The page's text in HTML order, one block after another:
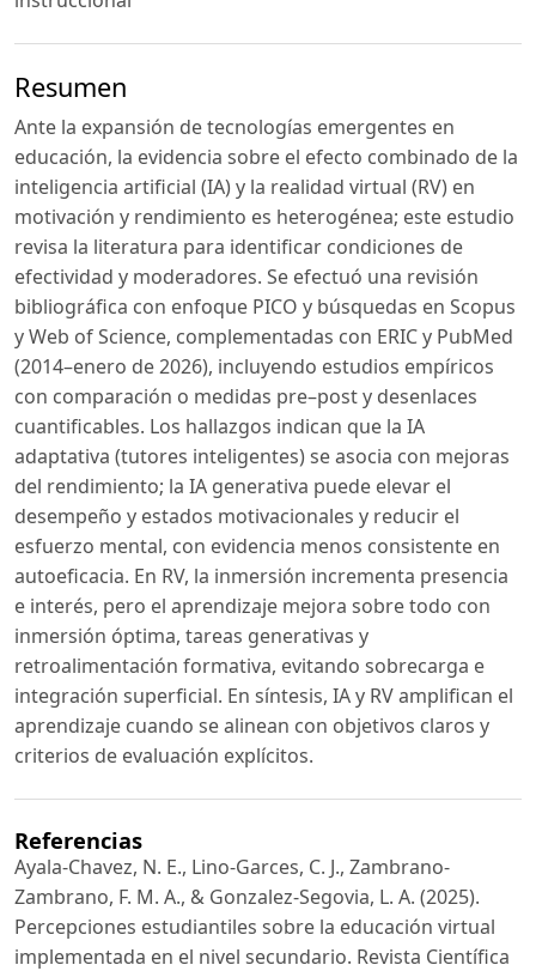
Resumen
Ante la expansión de tecnologías emergentes en
educación, la evidencia sobre el efecto combinado de la
inteligencia artificial (IA) y la realidad virtual (RV) en
motivación y rendimiento es heterogénea; este estudio
revisa la literatura para identificar condiciones de
efectividad y moderadores. Se efectuó una revisión
bibliográfica con enfoque PICO y búsquedas en Scopus
y Web of Science, complementadas con ERIC y PubMed
(2014–enero de 2026), incluyendo estudios empíricos
con comparación o medidas pre–post y desenlaces
cuantificables. Los hallazgos indican que la IA
adaptativa (tutores inteligentes) se asocia con mejoras
del rendimiento; la IA generativa puede elevar el
desempeño y estados motivacionales y reducir el
esfuerzo mental, con evidencia menos consistente en
autoeficacia. En RV, la inmersión incrementa presencia
e interés, pero el aprendizaje mejora sobre todo con
inmersión óptima, tareas generativas y
retroalimentación formativa, evitando sobrecarga e
integración superficial. En síntesis, IA y RV amplifican el
aprendizaje cuando se alinean con objetivos claros y
criterios de evaluación explícitos.
Referencias
Ayala-Chavez, N. E., Lino-Garces, C. J., Zambrano-
Zambrano, F. M. A., & Gonzalez-Segovia, L. A. (2025).
Percepciones estudiantiles sobre la educación virtual
implementada en el nivel secundario. Revista Científica